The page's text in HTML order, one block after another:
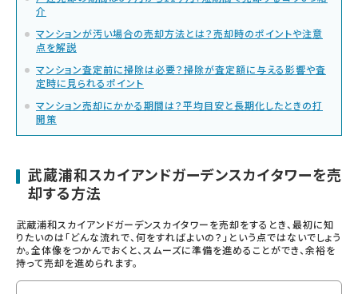
介
マンションが汚い場合の売却方法とは？売却時のポイントや注意
点を解説
マンション査定前に掃除は必要？掃除が査定額に与える影響や査
定時に見られるポイント
マンション売却にかかる期間は？平均目安と長期化したときの打
開策
武蔵浦和スカイアンドガーデンスカイタワーを売
却する方法
武蔵浦和スカイアンドガーデンスカイタワーを売却をするとき、最初に知
りたいのは「どんな流れで、何をすればよいの？」という点ではないでしょう
か。全体像をつかんでおくと、スムーズに準備を進めることができ、余裕を
持って売却を進められます。